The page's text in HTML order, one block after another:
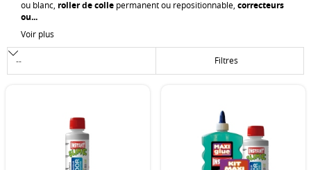
ou blanc, roller de colle permanent ou repositionnable, correcteurs
ou...
Voir plus
Filtres